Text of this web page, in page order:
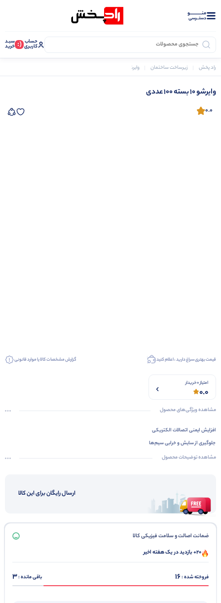
منــــــــــــو
دستــرسی
حساب
کاربری (: سبـد
خرید
راد پخش زیرساخت ساختمان وایرشو و سر سیم ها
وایرشو 10 بسته 100 عددی
0.0
قیمت بهتری سراغ دارید ، اعلام کنید گزارش مشخصات کالا یا موارد قانونی
امتیاز 0 خریدار
0.0
مشاهده ویژگی‌های محصول
افزایش ایمنی اتصالات الکتریکی
جلوگیری از سایش و خرابی سیم‌ها
تسهیل در نصب و اتصال مجدد
تضمین کیفیت اتصالات
کیفیت بالا
مشاهده توضیحات محصول
ارسال رایگان برای این کالا
ضمانت اصالت و سلامت فیزیکی کالا
20+ بازدید در یک هفته اخیر
فروخته شده :16 باقی مانده :3